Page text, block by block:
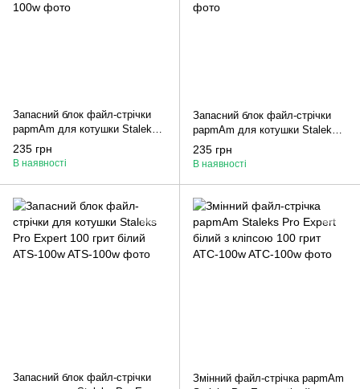
Запасний блок файл-стрічки
papmAm для котушки Staleks
Pro Expert 100 грит білий
ATSC-100w
235 грн
В наявності
Запасний блок файл-стрічки
papmAm для котушки Staleks
Pro Expert 240 грит білий
ATSC-240w
235 грн
В наявності
Запасний блок файл-стрічки
Змінний файл-стрічка papmAm